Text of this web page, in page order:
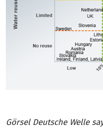
Görsel Deutsche Welle